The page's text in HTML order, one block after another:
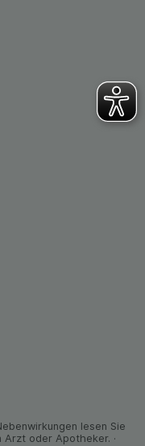
lesen Sie
oder Apo­theker. ·